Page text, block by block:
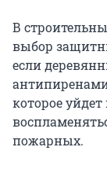
В
выбор
если
которое
пожарных.